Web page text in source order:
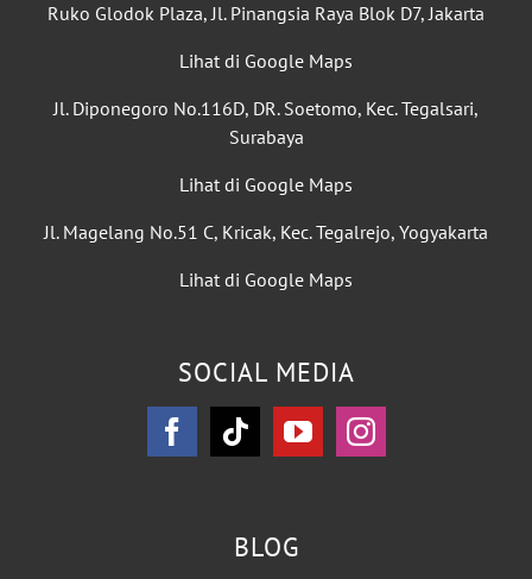
Ruko Glodok Plaza, Jl. Pinangsia Raya Blok D7, Jakarta
Lihat di Google Maps
Jl. Diponegoro No.116D, DR. Soetomo, Kec. Tegalsari,
Surabaya
Lihat di Google Maps
Jl. Magelang No.51 C, Kricak, Kec. Tegalrejo, Yogyakarta
Lihat di Google Maps
SOCIAL MEDIA
BLOG